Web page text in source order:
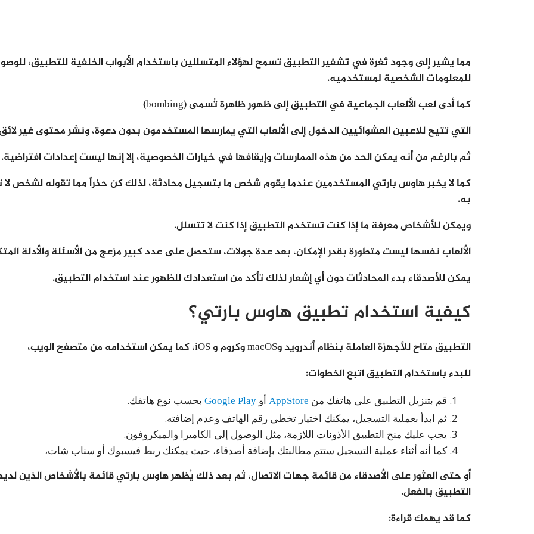
مما يشير إلى وجود ثغرة في تشفير التطبيق تسمح لهؤلاء المتسللين باستخدام الأبواب الخلفية للتطبيق،
للمعلومات الشخصية لمستخدميه.
كما أدى لعب الألعاب الجماعية في التطبيق إلى ظهور ظاهرة تُسمى (bombing)
التي تتيح للاعبين العشوائيين الدخول إلى الألعاب التي يمارسها المستخدمون بدون دعوة، ونشر محتوى غير
ثم بالرغم من أنه يمكن الحد من هذه الممارسات وإيقافها في خيارات الخصوصية، إلا إنها ليست إعدادات افتراضية.
كما لا يخبر هاوس بارتي المستخدمين عندما يقوم شخص ما بتسجيل محادثة، لذلك كن حذراً مما تقوله لشخص لا
به.
ويمكن للأشخاص معرفة ما إذا كنت تستخدم التطبيق إذا كنت لا تتسلل.
الألعاب نفسها ليست متطورة بقدر الإمكان، بعد عدة جولات، ستحصل على عدد كبير مزعج من الأسئلة والأدلة
يمكن للأصدقاء بدء المحادثات دون أي إشعار لذلك تأكد من استعدادك للظهور عند استخدام التطبيق.
كيفية استخدام تطبيق هاوس بارتي؟
التطبيق متاح للأجهزة العاملة بنظام أندرويد وmacOS وكروم و iOS، كما يمكن استخدامه من متصفح الويب،
للبدء باستخدام التطبيق اتبع الخطوات:
قم بتنزيل التطبيق على هاتفك من AppStore أو Google Play بحسب نوع هاتفك.
ثم ابدأ بعملية التسجيل، يمكنك اختيار تخطي رقم الهاتف وعدم إضافته.
يجب عليك منح التطبيق الأذونات اللازمة، مثل الوصول إلى الكاميرا والميكروفون.
كما أنه أثناء عملية التسجيل ستتم مطالبتك بإضافة أصدقاء، حيث يمكنك ربط فيسبوك أو سناب شات،
أو حتى العثور على الأصدقاء من قائمة جهات الاتصال، ثم بعد ذلك يُظهر هاوس بارتي قائمة بالأشخاص الذين
التطبيق بالفعل.
كما قد يهمك قراءة: